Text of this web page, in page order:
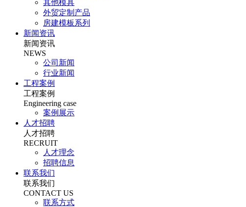
其他模具
外贸定制产品
房建模板系列
新闻资讯
新闻资讯
NEWS
公司新闻
行业新闻
工程案例
工程案例
Engineering case
案例展示
人才招聘
人才招聘
RECRUIT
人才理念
招聘信息
联系我们
联系我们
CONTACT US
联系方式